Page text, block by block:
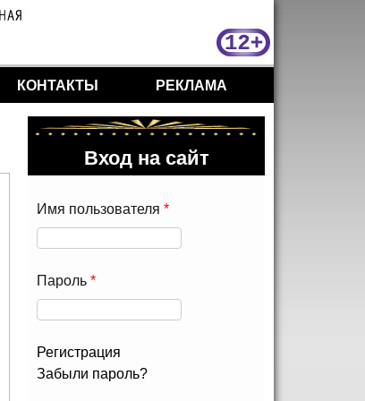
КОНТАКТЫ РЕКЛАМА
Вход на сайт
Имя пользователя *
Пароль *
Регистрация
Забыли пароль?